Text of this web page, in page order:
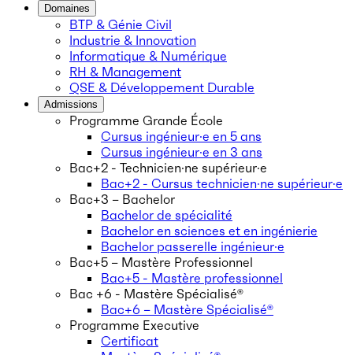
Domaines
BTP & Génie Civil
Industrie & Innovation
Informatique & Numérique
RH & Management
QSE & Développement Durable
Admissions
Programme Grande École
Cursus ingénieur·e en 5 ans
Cursus ingénieur·e en 3 ans
Bac+2 - Technicien·ne supérieur·e
Bac+2 - Cursus technicien·ne supérieur·e
Bac+3 – Bachelor
Bachelor de spécialité
Bachelor en sciences et en ingénierie
Bachelor passerelle ingénieur·e
Bac+5 – Mastère Professionnel
Bac+5 - Mastère professionnel
Bac +6 - Mastère Spécialisé®
Bac+6 – Mastère Spécialisé®
Programme Executive
Certificat